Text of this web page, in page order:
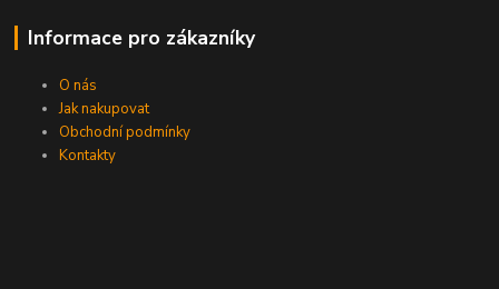
Informace pro zákazníky
O nás
Jak nakupovat
Obchodní podmínky
Kontakty